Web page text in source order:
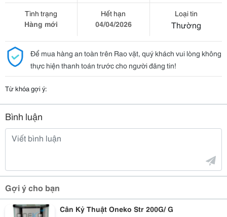
Tình trạng
Hàng mới
Hết hạn
04/04/2026
Loại tin
Thường
Để mua hàng an toàn trên Rao vặt, quý khách vui lòng không
thực hiện thanh toán trước cho người đăng tin!
Từ khóa gợi ý:
Bình luận
Gợi ý cho bạn
Cân Kỷ Thuật Oneko Str 200G/ G